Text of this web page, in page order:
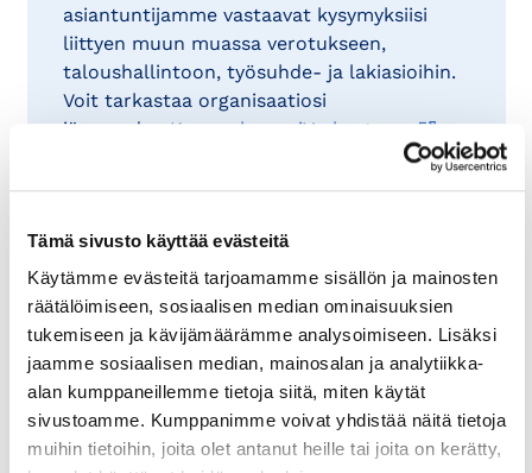
Tämä sivusto käyttää evästeitä
Käytämme evästeitä tarjoamamme sisällön ja mainosten
räätälöimiseen, sosiaalisen median ominaisuuksien
tukemiseen ja kävijämäärämme analysoimiseen. Lisäksi
jaamme sosiaalisen median, mainosalan ja analytiikka-
alan kumppaneillemme tietoja siitä, miten käytät
sivustoamme. Kumppanimme voivat yhdistää näitä tietoja
muihin tietoihin, joita olet antanut heille tai joita on kerätty,
asiantuntijamme vastaavat kysymyksiisi
liittyen muun muassa verotukseen,
taloushallintoon, työsuhde- ja lakiasioihin.
Voit tarkastaa organisaatiosi
jäsenyydenKauppakamariVerkosta >>
Lähetä kysymyksesi –
eteenpäin
Voit lähettää kysymyksesi
asiantuntijoillemme olipa kyseessä sitten
henkilöstö- tai palkkakysymys, verotus- tai
kirjanpitoasia >>
KauppakamariKauppa